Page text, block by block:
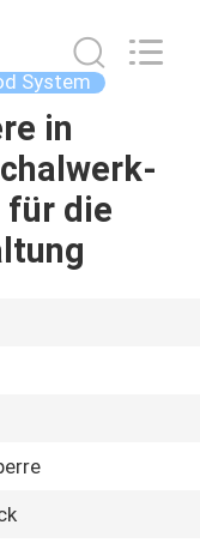
System
in
für die